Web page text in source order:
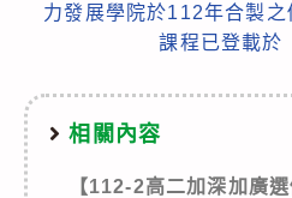
力發展學院於112年合製
課程已登載於
相關內容
【112-2高二加深加廣